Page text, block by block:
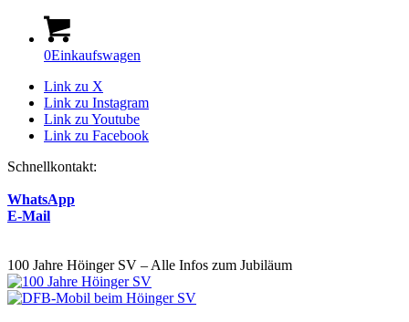
0Einkaufswagen
Link zu X
Link zu Instagram
Link zu Youtube
Link zu Facebook
Schnellkontakt:
WhatsApp
E-Mail
100 Jahre Höinger SV – Alle Infos zum Jubiläum